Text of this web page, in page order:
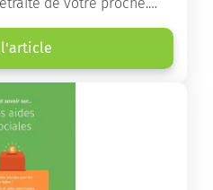
de votre proche.
des différents types
des conseils pratiques
et à leur faciliter
l'article